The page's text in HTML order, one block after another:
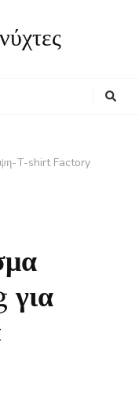
T-shirt Factory
για